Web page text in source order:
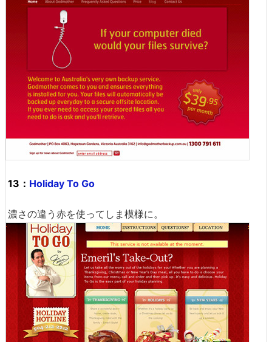
13： Holiday To Go
濃さの違う赤を使ってしま模様に。